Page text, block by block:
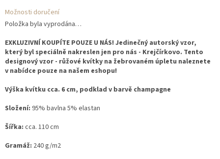
Možnosti doručení
Položka byla vyprodána…
EXKLUZIVNÍ KOUPÍTE POUZE U NÁS! Jedinečný autorský vzor, ​​
který byl speciálně nakreslen jen pro nás - Krejčírkovo. Tento
designový vzor - růžové kvítky na žebrovaném úpletu naleznete
v nabídce pouze na našem eshopu!
Výška kvítku cca. 6 cm, podklad v barvě champagne
Složení: 95% bavlna 5% elastan
Šířka: cca. 110 cm
Gramáž: 240 g/m2